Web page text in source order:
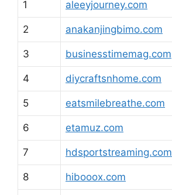
1 aleeyjourney.com
2 anakanjingbimo.com
3 businesstimemag.com
4 diycraftsnhome.com
5 eatsmilebreathe.com
6 etamuz.com
7 hdsportstreaming.com
8 hibooox.com